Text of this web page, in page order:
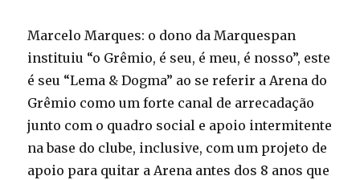
Marcelo Marques: o dono da Marquespan
instituiu “o Grêmio, é seu, é meu, é nosso”, este
é seu “Lema & Dogma” ao se referir a Arena do
Grêmio como um forte canal de arrecadação
junto com o quadro social e apoio intermitente
na base do clube, inclusive, com um projeto de
apoio para quitar a Arena antes dos 8 anos que